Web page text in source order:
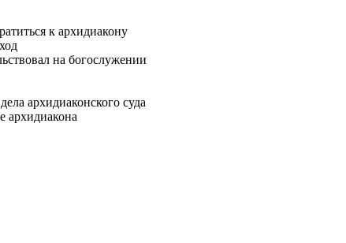
к архидиакону
на богослужении
архидиаконского суда
архидиакона